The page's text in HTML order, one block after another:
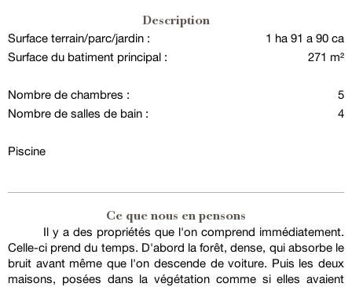
Description
Surface terrain/parc/jardin :
1 ha 91 a 90 ca
Surface du batiment principal :
271 m²
Nombre de chambres :
5
Nombre de salles de bain :
4
Piscine
Ce que nous en pensons
Il y a des propriétés que l'on comprend immédiatement.
Celle-ci prend du temps. D'abord la forêt, dense, qui absorbe le
bruit avant même que l'on descende de voiture. Puis les deux
maisons, posées dans la végétation comme si elles avaient